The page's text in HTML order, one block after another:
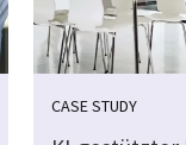
CASE STUDY